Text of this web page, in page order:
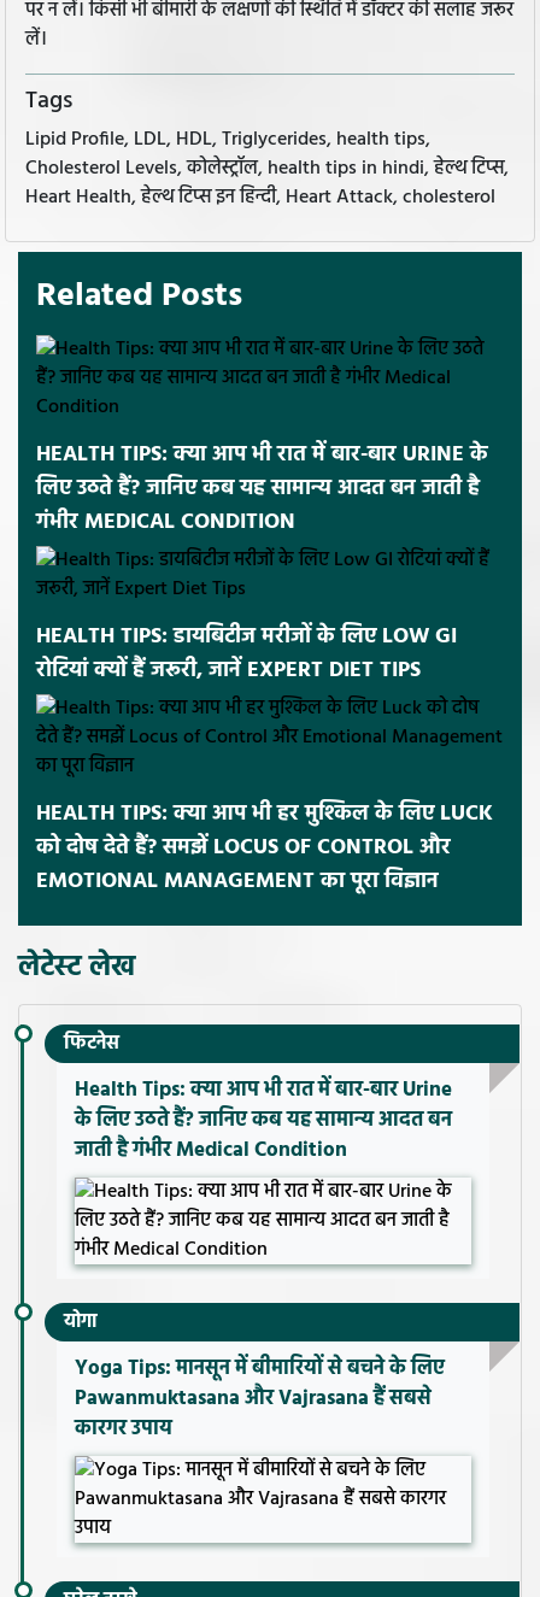
पर न लें। किसी भी बीमारी के लक्षणों की स्थिति में डॉक्टर की सलाह जरूर
लें।
Tags
Lipid Profile, LDL, HDL, Triglycerides, health tips,
Cholesterol Levels, कोलेस्ट्रॉल, health tips in hindi, हेल्थ टिप्स,
Heart Health, हेल्थ टिप्स इन हिन्दी, Heart Attack, cholesterol
Related Posts
HEALTH TIPS: क्या आप भी रात में बार-बार URINE के
लिए उठते हैं? जानिए कब यह सामान्य आदत बन जाती है
गंभीर MEDICAL CONDITION
HEALTH TIPS: डायबिटीज मरीजों के लिए LOW GI
रोटियां क्यों हैं जरूरी, जानें EXPERT DIET TIPS
HEALTH TIPS: क्या आप भी हर मुश्किल के लिए LUCK
को दोष देते हैं? समझें LOCUS OF CONTROL और
EMOTIONAL MANAGEMENT का पूरा विज्ञान
लेटेस्ट लेख
फिटनेस
Health Tips: क्या आप भी रात में बार-बार Urine
के लिए उठते हैं? जानिए कब यह सामान्य आदत बन
जाती है गंभीर Medical Condition
योगा
Yoga Tips: मानसून में बीमारियों से बचने के लिए
Pawanmuktasana और Vajrasana हैं सबसे
कारगर उपाय